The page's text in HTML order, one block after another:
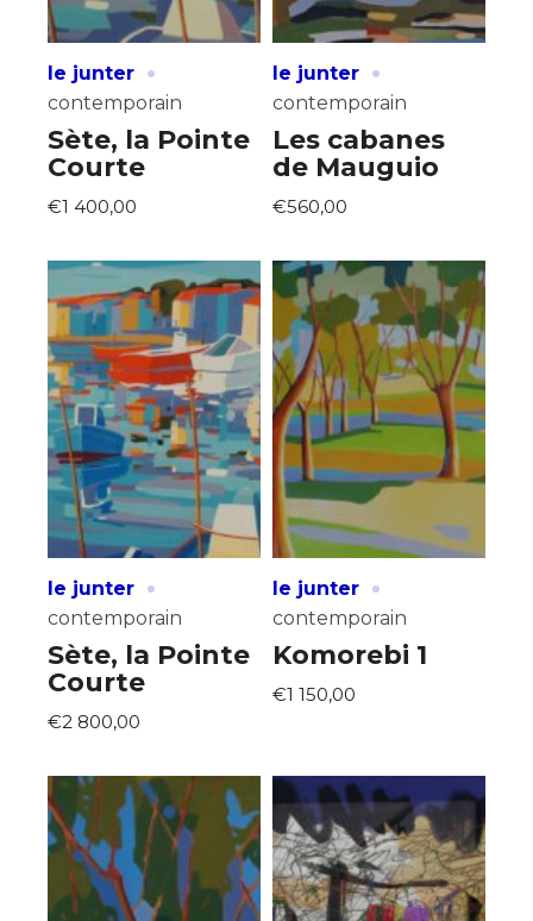
le junter ·
contemporain
Sète, la Pointe
Courte
€1 400,00
le junter ·
contemporain
Les cabanes
de Mauguio
€560,00
le junter ·
contemporain
Sète, la Pointe
Courte
€2 800,00
le junter ·
contemporain
Komorebi 1
€1 150,00